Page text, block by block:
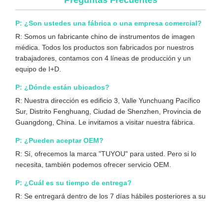
P: ¿Son ustedes una fábrica o una empresa comercial?
R: Somos un fabricante chino de instrumentos de imagen
médica. Todos los productos son fabricados por nuestros
trabajadores, contamos con 4 líneas de producción y un
equipo de I+D.
P: ¿Dónde están ubicados?
R: Nuestra dirección es edificio 3, Valle Yunchuang Pacífico
Sur, Distrito Fenghuang, Ciudad de Shenzhen, Provincia de
Guangdong, China. Le invitamos a visitar nuestra fábrica.
P: ¿Pueden aceptar OEM?
R: Sí, ofrecemos la marca "TUYOU" para usted. Pero si lo
necesita, también podemos ofrecer servicio OEM.
P: ¿Cuál es su tiempo de entrega?
R: Se entregará dentro de los 7 días hábiles posteriores a su